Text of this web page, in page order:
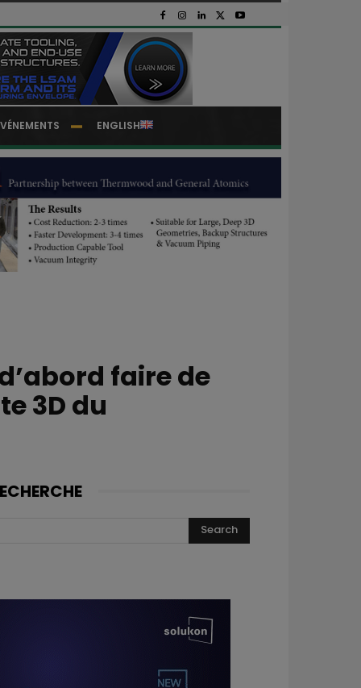
ENGLISH
faire de
3D du